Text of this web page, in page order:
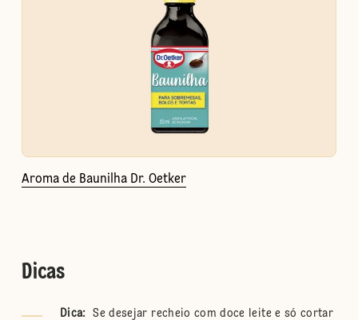
Aroma de Baunilha Dr. Oetker
Dicas
Dica:Se desejar recheio com doce leite e só cortar